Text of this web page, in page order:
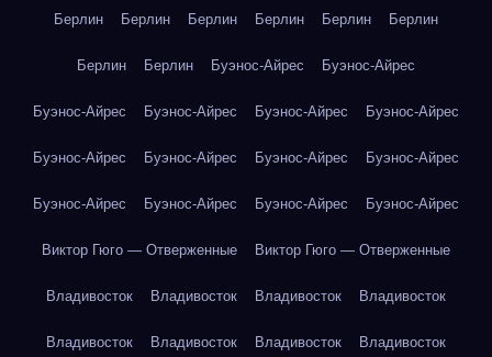
Берлин Берлин Берлин Берлин Берлин Берлин
Берлин Берлин Буэнос-Айрес Буэнос-Айрес
Буэнос-Айрес Буэнос-Айрес Буэнос-Айрес Буэнос-Айрес
Буэнос-Айрес Буэнос-Айрес Буэнос-Айрес Буэнос-Айрес
Буэнос-Айрес Буэнос-Айрес Буэнос-Айрес Буэнос-Айрес
Виктор Гюго — Отверженные Виктор Гюго — Отверженные
Владивосток Владивосток Владивосток Владивосток
Владивосток Владивосток Владивосток Владивосток